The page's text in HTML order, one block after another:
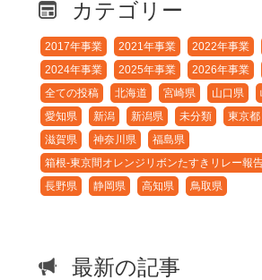
カテゴリー
2017年事業 2021年事業 2022年事業
2024年事業
2025年事業 2026年事業
全ての投稿
北海道 宮崎県 山口県
愛知県
新潟 新潟県 未分類 東京都
滋賀県
神奈川県
福島県
箱根-東京間オレンジリボンたすきリレー報
長野県
静岡県 高知県 鳥取県
最新の記事